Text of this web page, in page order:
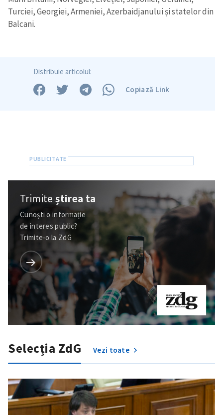
Trimite o informație
Despre ZdG
in English
на русском
Turciei, Georgiei, Armeniei, Azerbaidjanului și statelor din
Balcani.
Distribuie articolul:
Copiază Link
Trimiteștirea ta
Cunoști o informație
de interes public?
Trimite-o la ZdG
Selecția ZdG Vezi toate